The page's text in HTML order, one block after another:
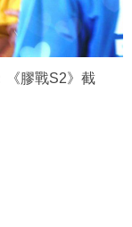
《膠戰S2》截